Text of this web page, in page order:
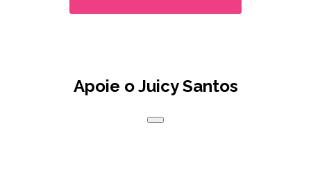
Apoie o Juicy Santos